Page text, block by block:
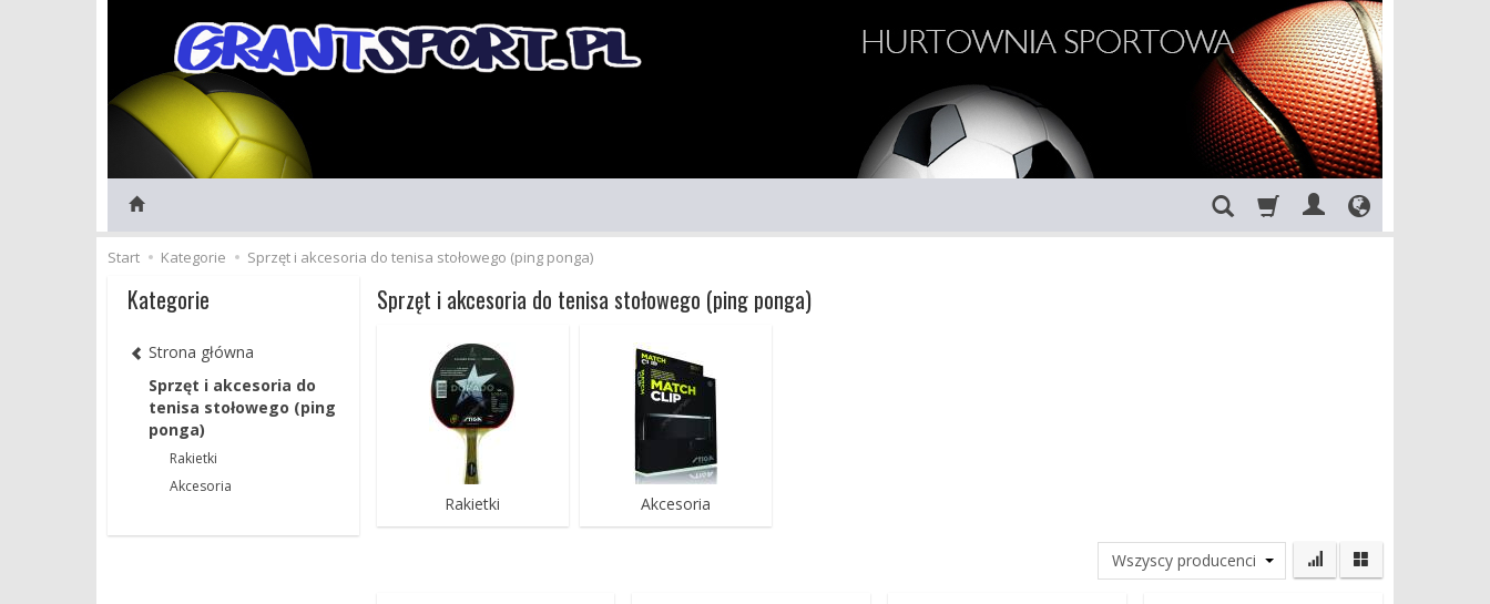
Start Kategorie Sprzęt i akcesoria do tenisa stołowego (ping ponga)
Sprzęt i akcesoria do tenisa stołowego (ping ponga)
Rakietki Akcesoria
Kategorie
Strona główna
Sprzęt i akcesoria do
tenisa stołowego (ping
ponga)
Rakietki
Akcesoria